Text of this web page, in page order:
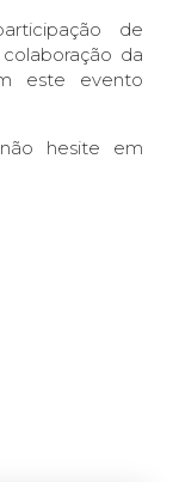
de
da
este evento
hesite em